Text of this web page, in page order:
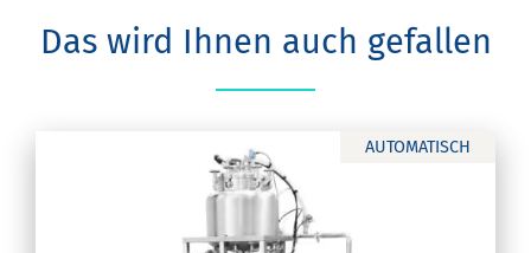
Das wird Ihnen auch gefallen
AUTOMATISCH